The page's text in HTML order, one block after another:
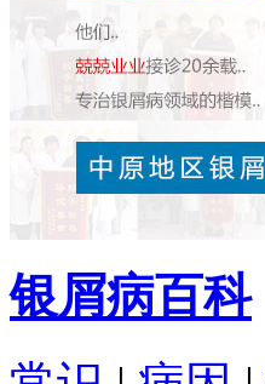
银屑病百科